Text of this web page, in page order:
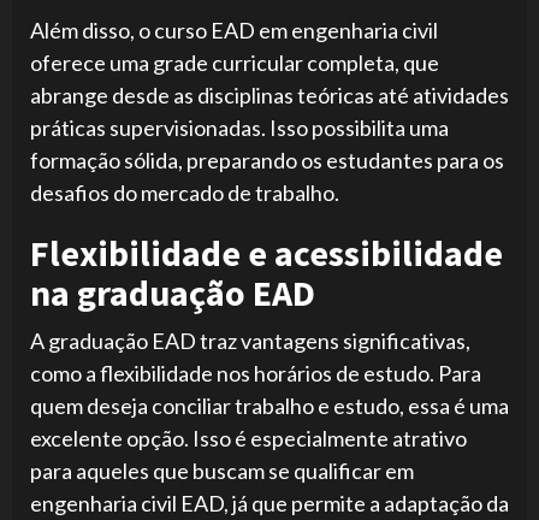
Além disso, o curso EAD em engenharia civil
oferece uma grade curricular completa, que
abrange desde as disciplinas teóricas até atividades
práticas supervisionadas. Isso possibilita uma
formação sólida, preparando os estudantes para os
desafios do mercado de trabalho.
Flexibilidade e acessibilidade
na graduação EAD
A graduação EAD traz vantagens significativas,
como a flexibilidade nos horários de estudo. Para
quem deseja conciliar trabalho e estudo, essa é uma
excelente opção. Isso é especialmente atrativo
para aqueles que buscam se qualificar em
engenharia civil EAD, já que permite a adaptação da